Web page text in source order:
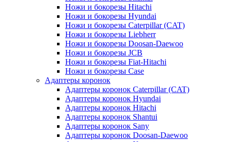
Ножи и бокорезы Hitachi
Ножи и бокорезы Hyundai
Ножи и бокорезы Caterpillar (CAT)
Ножи и бокорезы Liebherr
Ножи и бокорезы Doosan-Daewoo
Ножи и бокорезы JCB
Ножи и бокорезы Fiat-Hitachi
Ножи и бокорезы Case
Адаптеры коронок
Адаптеры коронок Caterpillar (CAT)
Адаптеры коронок Hyundai
Адаптеры коронок Hitachi
Адаптеры коронок Shantui
Адаптеры коронок Sany
Адаптеры коронок Doosan-Daewoo